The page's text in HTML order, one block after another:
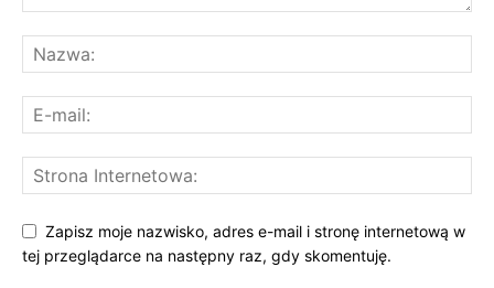
Zapisz moje nazwisko, adres e-mail i stronę internetową w
tej przeglądarce na następny raz, gdy skomentuję.